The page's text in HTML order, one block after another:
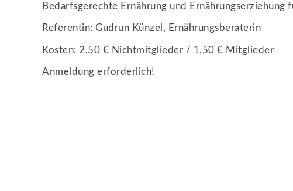
Bedarfsgerechte Ernährung und Ernährungserziehung
Referentin: Gudrun Künzel, Ernährungsberaterin
Kosten: 2,50 € Nichtmitglieder / 1,50 € Mitglieder
Anmeldung erforderlich!